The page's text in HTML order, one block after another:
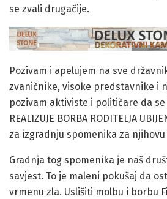
se zvali drugačije.
Pozivam i apelujem na sve
zvaničnike, visoke predstavnike i
pozivam aktiviste i političare da se
REALIZUJE BORBA RODITELJA
za izgradnju spomenika za
Gradnja tog spomenika je naš
savjest. To je maleni pokušaj da
vrmenu zla. Uslišiti molbu i borbu